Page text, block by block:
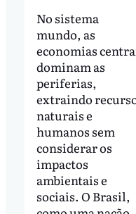
No sistema
mundo, as
economias
dominam as
periferias,
extraindo
naturais e
humanos sem
considerar os
impactos
ambientais e
sociais. O Brasil,